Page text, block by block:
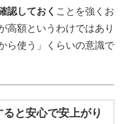
認しておく ことを強くお
高額というわけではあり
ら使う」くらいの意識で
と安心で安上がり